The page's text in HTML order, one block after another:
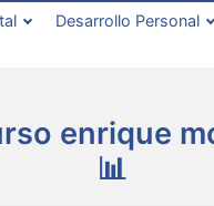
Desarrollo Personal
enrique
📊